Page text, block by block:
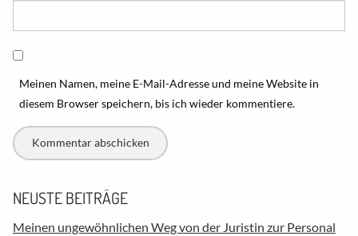
Meinen Namen, meine E-Mail-Adresse und meine Website in
diesem Browser speichern, bis ich wieder kommentiere.
NEUSTE BEITRÄGE
Meinen ungewöhnlichen Weg von der Juristin zur Personal